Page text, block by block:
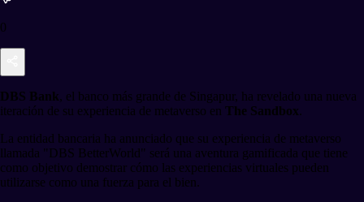
0
DBS Bank, el banco más grande de Singapur, ha revelado una nueva
iteración de su experiencia de metaverso en The Sandbox.
La entidad bancaria ha anunciado que su experiencia de metaverso
llamada "DBS BetterWorld" será una aventura gamificada que tiene
como objetivo demostrar cómo las experiencias virtuales pueden
utilizarse como una fuerza para el bien.